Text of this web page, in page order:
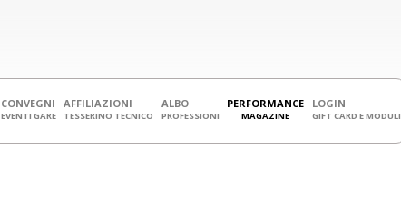
CONVEGNI
EVENTI GARE
AFFILIAZIONI
TESSERINO TECNICO
ALBO
PROFESSIONI
PERFORMANCE
MAGAZINE
LOGIN
GIFT CARD E MODULI